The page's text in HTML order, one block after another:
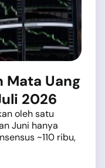
Mata Uang
2026
oleh satu
Juni hanya
~110 ribu,